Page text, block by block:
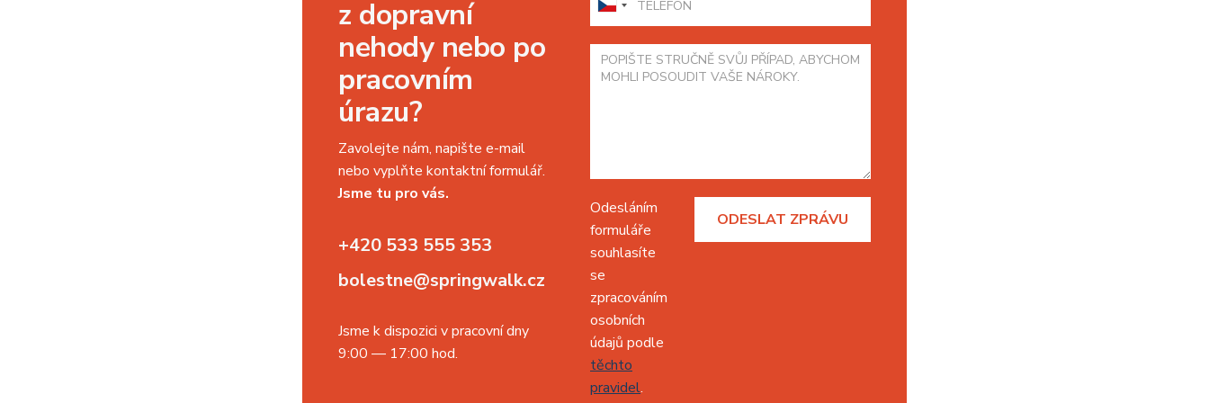
z dopravní
nehody nebo po
pracovním
úrazu?
Zavolejte nám, napište e-mail
nebo vyplňte kontaktní formulář.
Jsme tu pro vás.
+420 533 555 353
bolestne@springwalk.cz
Jsme k dispozici v pracovní dny
9:00 — 17:00 hod.
Odesláním
formuláře
souhlasíte
se
zpracováním
osobních
údajů podle
těchto
pravidel.